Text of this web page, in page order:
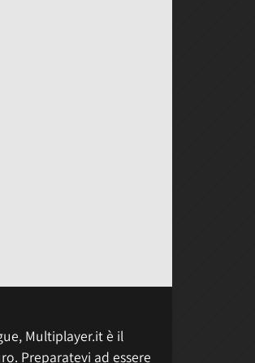
Multiplayer.it è il
Preparatevi ad essere